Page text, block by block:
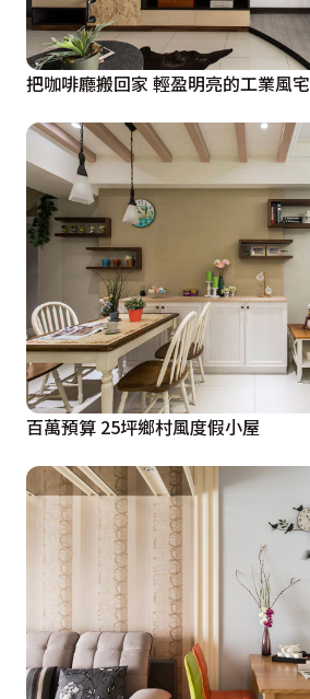
把咖啡廳搬回家 輕盈明亮的工業風宅
百萬預算 25坪鄉村風度假小屋